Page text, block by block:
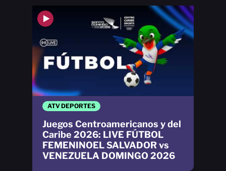
ATV DEPORTES
Juegos Centroamericanos y del
Caribe 2026: LIVE FÚTBOL
FEMENINOEL SALVADOR vs
VENEZUELA DOMINGO 2026